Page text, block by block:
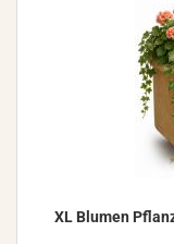
XL Blu­men